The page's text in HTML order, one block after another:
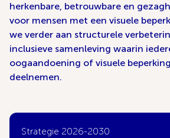
herkenbare, betrouwbare en
voor mensen met een visuele
we verder aan structurele
inclusieve samenleving waarin
oogaandoening of visuele
deelnemen.
Strategie 2026-2030